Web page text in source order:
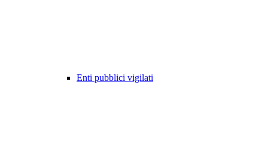
Enti pubblici vigilati